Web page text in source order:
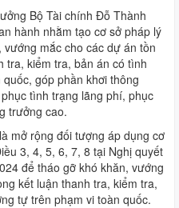
Bộ Tài chính Đỗ Thành
hành nhằm tạo cơ sở pháp lý
mắc cho các dự án tồn
tra, kiểm tra, bản án có tình
góp phần khơi thông
tình trạng lãng phí, phục
trưởng cao.
mở rộng đối tượng áp dụng cơ
3, 4, 5, 6, 7, 8 tại Nghị quyết
để tháo gỡ khó khăn, vướng
kết luận thanh tra, kiểm tra,
tự trên phạm vi toàn quốc.